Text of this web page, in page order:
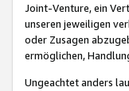
Joint-Venture, ein
unseren jeweiligen
oder Zusagen
ermöglichen,
Ungeachtet anders